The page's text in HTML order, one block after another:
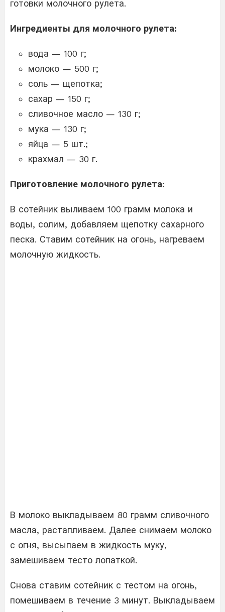
готовки молочного рулета.
Ингредиенты для молочного рулета:
вода — 100 г;
молоко — 500 г;
соль — щепотка;
сахар — 150 г;
сливочное масло — 130 г;
мука — 130 г;
яйца — 5 шт.;
крахмал — 30 г.
Приготовление молочного рулета:
В сотейник выливаем 100 грамм молока и
воды, солим, добавляем щепотку сахарного
песка. Ставим сотейник на огонь, нагреваем
молочную жидкость.
В молоко выкладываем 80 грамм сливочного
масла, растапливаем. Далее снимаем молоко
с огня, высыпаем в жидкость муку,
замешиваем тесто лопаткой.
Снова ставим сотейник с тестом на огонь,
помешиваем в течение 3 минут. Выкладываем